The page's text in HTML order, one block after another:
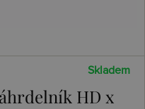
Skladem
HD x